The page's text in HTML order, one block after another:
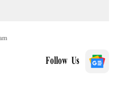
Follow Us